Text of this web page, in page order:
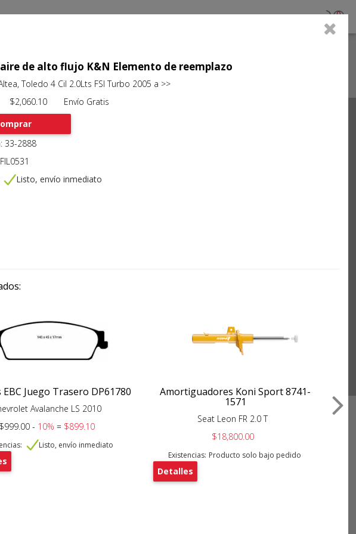
0
de alto flujo K&N Elemento de reemplazo
Toledo 4 Cil 2.0Lts FSI Turbo 2005 a >>
Envío Gratis
33-2888
Listo, envío inmediato
EBC Juego Trasero DP61780
Avalanche LS 2010
$999.00 - 10% = $899.10
Listo, envío inmediato
Amortiguadores Koni Sport 8741-
1571
Seat Leon FR 2.0 T
$18,800.00
Existencias: Producto solo bajo pedido
Detalles